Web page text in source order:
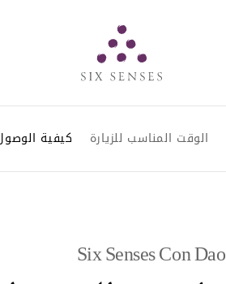
الوقت المناسب للزيارة كيفية
Six Senses Con Dao